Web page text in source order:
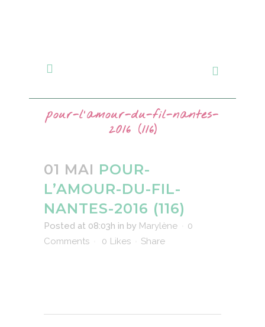
pour-l’amour-du-fil-nantes-
2016 (116)
01 MAI POUR-
L’AMOUR-DU-FIL-
NANTES-2016 (116)
Posted at 08:03h in by Marylène
0
Comments
0 Likes Share